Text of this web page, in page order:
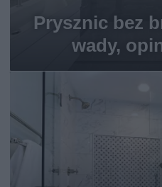
Prysznic bez
wady,